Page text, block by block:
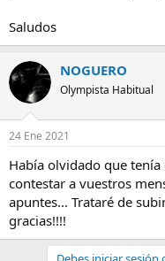
Saludos
NOGUERO
Olympista Habitual
24 Ene 2021
Había olvidado que
contestar a vuestros
apuntes... Trataré de
gracias!!!!